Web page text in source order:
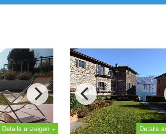
Details anzeigen + Details